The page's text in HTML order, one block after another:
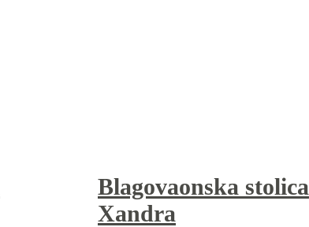
Blagovaonska stolica
Xandra